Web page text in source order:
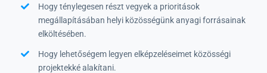
Hogy ténylegesen részt vegyek a prioritások
megállapításában helyi közösségünk anyagi forrásainak
elköltésében.
Hogy lehetőségem legyen elképzeléseimet közösségi
projektekké alakítani.